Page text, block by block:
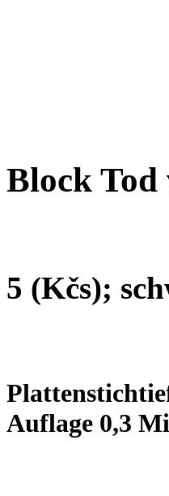
Block
5 (Kčs);
Auflage 0,3